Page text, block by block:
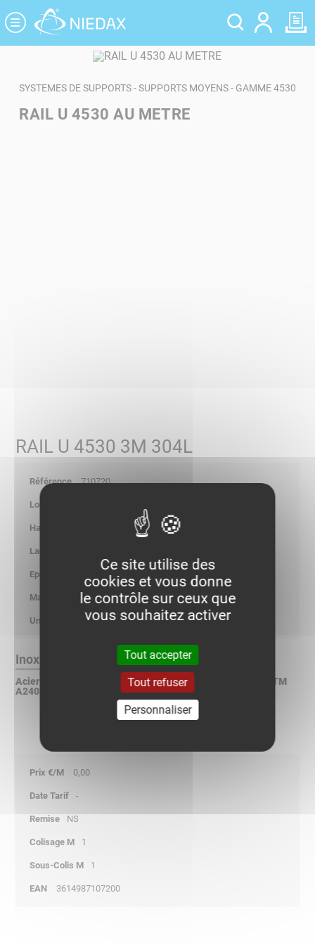
SYSTEMES DE SUPPORTS - SUPPORTS MOYENS - GAMME 4530
RAIL U 4530 AU METRE
RAIL U 4530 3M 304L
710720
2.00
1.228
kg/ml
Inox 304L Finition :
Acier inoxydable X2CrNi 18-9 suivant NF EN 10088-2 / ASTM
A240 / DIN 17440
0,00
-
NS
1
1
3614987107200
Panneau de gestion des cookies
Ce site utilise des
cookies et vous donne
le contrôle sur ceux que
vous souhaitez activer
Tout accepter
Tout refuser
Personnaliser